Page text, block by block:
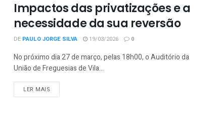
Impactos das privatizações e a
necessidade da sua reversão
DE PAULO JORGE SILVA 19/03/2026 0
No próximo dia 27 de março, pelas 18h00, o Auditório da
União de Freguesias de Vila...
LER MAIS